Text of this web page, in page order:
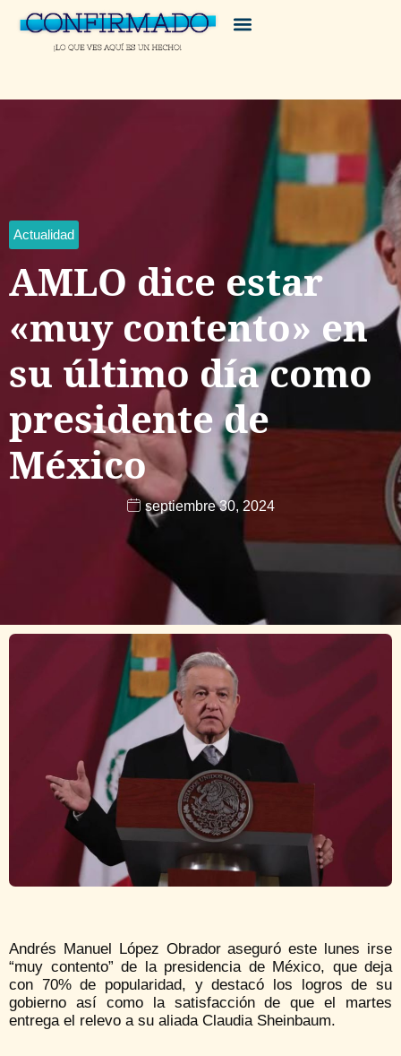
Actualidad
AMLO dice estar
«muy contento» en
su último día como
presidente de
México
septiembre 30, 2024
Andrés Manuel López Obrador aseguró este lunes irse
“muy contento” de la presidencia de México, que deja
con 70% de popularidad, y destacó los logros de su
gobierno así como la satisfacción de que el martes
entrega el relevo a su aliada Claudia Sheinbaum.